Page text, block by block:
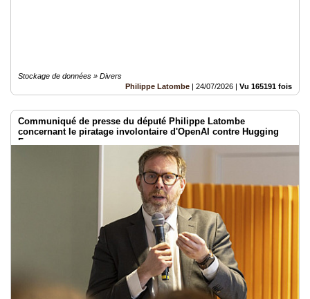
Stockage de données » Divers
Philippe Latombe | 24/07/2026 | Vu 165191 fois
Communiqué de presse du député Philippe Latombe
concernant le piratage involontaire d'OpenAI contre Hugging
Face